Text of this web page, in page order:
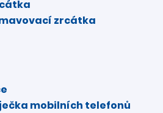
zrcátka
mobilních telefonů